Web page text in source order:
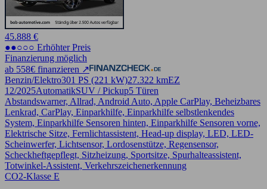
45.888 €
●●○○○ Erhöhter Preis
Finanzierung möglich
ab 558€ finanzieren ↗
Benzin/Elektro301 PS (221 kW)27.322 kmEZ
12/2025AutomatikSUV / Pickup5 Türen
Abstandswarner, Allrad, Android Auto, Apple CarPlay, Beheizbares
Lenkrad, CarPlay, Einparkhilfe, Einparkhilfe selbstlenkendes
System, Einparkhilfe Sensoren hinten, Einparkhilfe Sensoren vorne,
Elektrische Sitze, Fernlichtassistent, Head-up display, LED, LED-
Scheinwerfer, Lichtsensor, Lordosenstütze, Regensensor,
Scheckheftgepflegt, Sitzheizung, Sportsitze, Spurhalteassistent,
Totwinkel-Assistent, Verkehrszeichenerkennung
CO2-Klasse E